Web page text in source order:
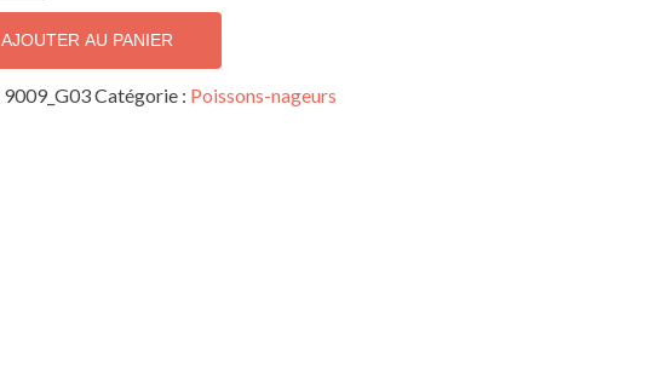
AJOUTER AU PANIER
9009_G03Catégorie : Poissons-nageurs